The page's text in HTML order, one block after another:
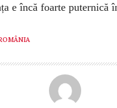
e încă foarte puternică